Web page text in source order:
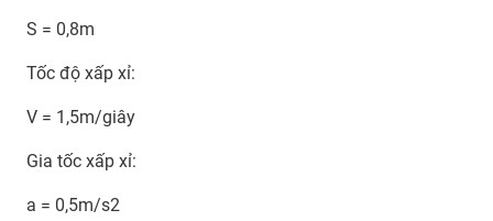
S = 0,8m
Tốc độ xấp xỉ:
V = 1,5m/giây
Gia tốc xấp xỉ:
a = 0,5m/s2